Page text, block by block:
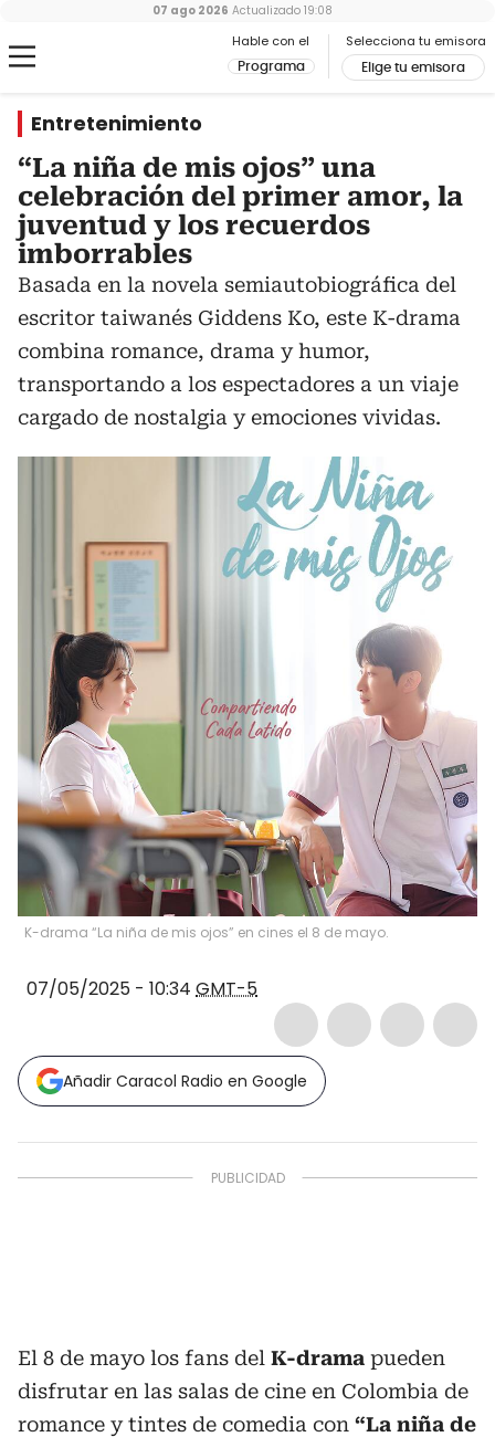
Hable con el
Programa
Selecciona tu emisora
Elige tu emisora
07 ago 2026 Actualizado 19:08
Entretenimiento
“La niña de mis ojos” una
celebración del primer amor, la
juventud y los recuerdos
imborrables
Basada en la novela semiautobiográfica del
escritor taiwanés Giddens Ko, este K-drama
combina romance, drama y humor,
transportando a los espectadores a un viaje
cargado de nostalgia y emociones vividas.
K-drama “La niña de mis ojos” en cines el 8 de mayo.
07/05/2025 - 10:34 GMT-5
Añadir Caracol Radio en Google
El 8 de mayo los fans del K-drama pueden
disfrutar en las salas de cine en Colombia de
romance y tintes de comedia con “La niña de